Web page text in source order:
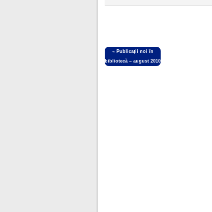
« Publicaţii noi în
bibliotecă – august 2010